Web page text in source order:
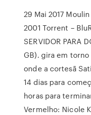
29 Mai 2017
2001 Torrent –
SERVIDOR PARA
GB). gira em
onde a cortesã
14 dias para
horas para
Vermelho: Nicole